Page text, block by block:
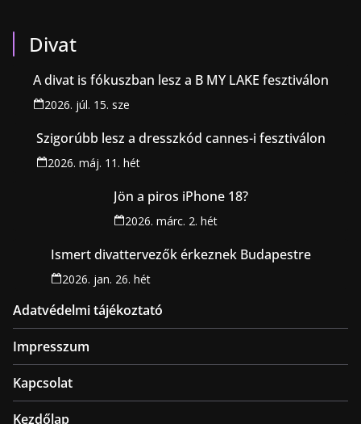
Divat
A divat is fókuszban lesz a B MY LAKE fesztiválon
2026. júl. 15. sze
Szigorúbb lesz a dresszkód cannes-i fesztiválon
2026. máj. 11. hét
Jön a piros iPhone 18?
2026. márc. 2. hét
Ismert divattervezők érkeznek Budapestre
2026. jan. 26. hét
Adatvédelmi tájékoztató
Impresszum
Kapcsolat
Kezdőlap